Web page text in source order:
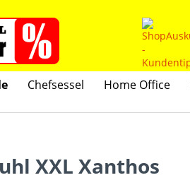
Chefsessel Home Office
XXL Xanthos